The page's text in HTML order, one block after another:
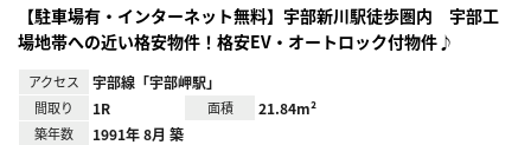
【駐車場有・インターネット無料】宇部新川駅徒歩圏内 宇部工
場地帯への近い格安物件！格安EV・オートロック付物件♪
アクセス 宇部線「宇部岬駅」
間取り 1R 面積 21.84m²
築年数 1991年 8月 築